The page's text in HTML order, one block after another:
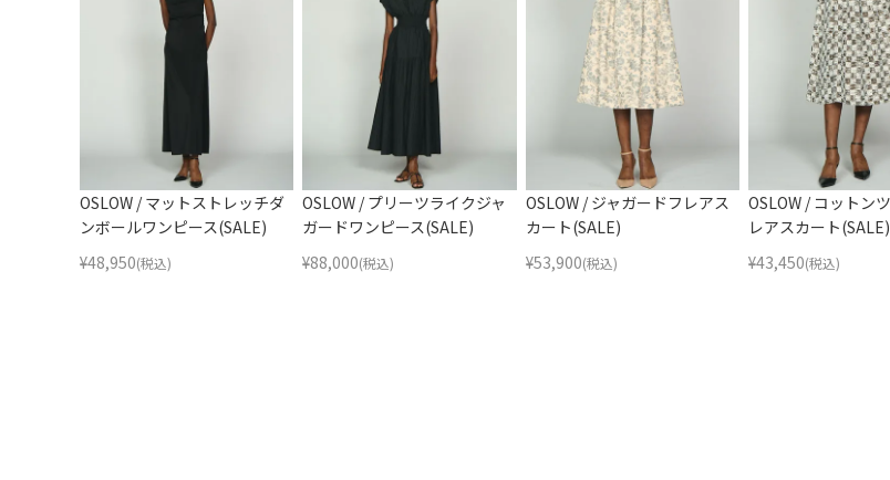
OSLOW / マットストレッチダ
ンボールワンピース(SALE)
¥48,950(税込)
OSLOW / プリーツライクジャ
ガードワンピース(SALE)
¥88,000(税込)
OSLOW / ジャガードフレアス
カート(SALE)
¥53,900(税込)
OSLOW / コットン
レアスカート(SALE)
¥43,450(税込)